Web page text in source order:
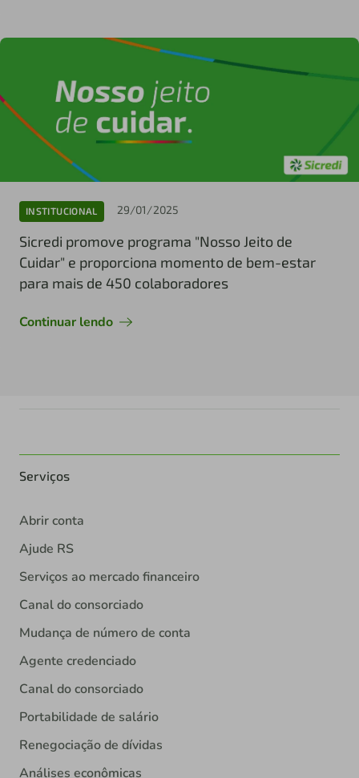
INSTITUCIONAL 29/01/2025
Sicredi promove programa "Nosso Jeito de
Cuidar" e proporciona momento de bem-estar
para mais de 450 colaboradores
Continuar lendo
Serviços
Abrir conta
Ajude RS
Serviços ao mercado financeiro
Canal do consorciado
Mudança de número de conta
Agente credenciado
Canal do consorciado
Portabilidade de salário
Renegociação de dívidas
Análises econômicas